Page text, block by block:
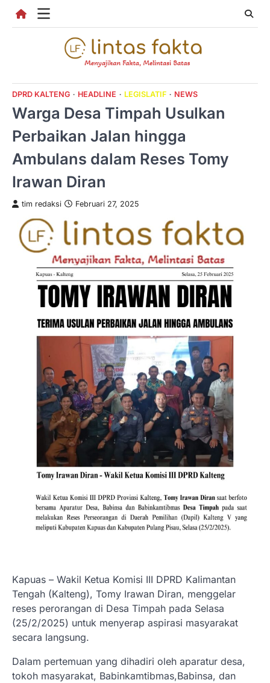
DPRD KALTENG HEADLINE LEGISLATIF NEWS
Warga Desa Timpah Usulkan
Perbaikan Jalan hingga
Ambulans dalam Reses Tomy
Irawan Diran
tim redaksi Februari 27, 2025
Kapuas – Wakil Ketua Komisi III DPRD Kalimantan
Tengah (Kalteng), Tomy Irawan Diran, menggelar
reses perorangan di Desa Timpah pada Selasa
(25/2/2025) untuk menyerap aspirasi masyarakat
secara langsung.
Dalam pertemuan yang dihadiri oleh aparatur desa,
tokoh masyarakat, Babinkamtibmas,Babinsa, dan